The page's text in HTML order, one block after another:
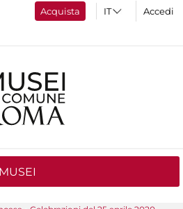
Acquista Accedi